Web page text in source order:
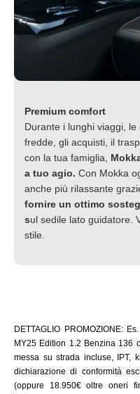
dalla Dichiarazione sui
Questo sito usa cookie
statistici anonimi e,
prima e terza parte volti
promozionali. Cliccando
all’utilizzo di tutti i
potrai personalizzare le
maggiori informazioni
Premium comfort
Durante i lunghi viaggi,
fredde, gli acquisti, il
con la tua famiglia,
a tuo agio. Con Mokka
anche più rilassante
fornire un ottimo
sul sedile lato guidatore.
stile.
DETTAGLIO PROMOZIONE:
MY25 Edition 1.2 Benzina 136
messa su strada incluse, IPT,
dichiarazione di conformità
(oppure 18.950€ oltre oneri